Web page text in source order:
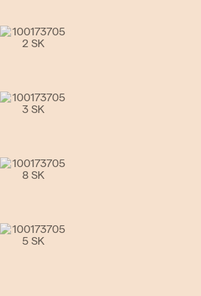
Go to slide 4
Go to slide 5
Go to slide 6
Go to slide 7